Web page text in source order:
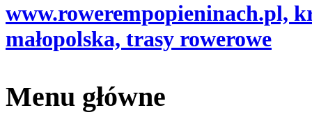
www.rowerempopieninach.pl,
małopolska, trasy rowerowe
Menu główne